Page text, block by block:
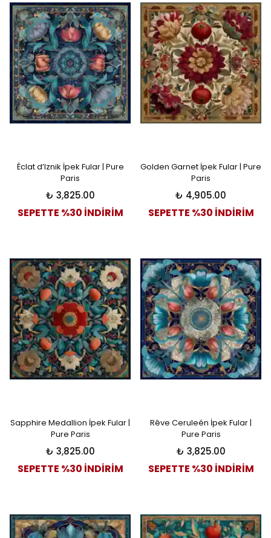
Éclat d’Iznik İpek Fular | Pure
Paris
₺ 3,825.00
SEPETTE %30 İNDİRİM
Golden Garnet İpek Fular | Pure
Paris
₺ 4,905.00
SEPETTE %30 İNDİRİM
Sapphire Medallion İpek Fular |
Pure Paris
₺ 3,825.00
SEPETTE %30 İNDİRİM
Rêve Ceruleén İpek Fular |
Pure Paris
₺ 3,825.00
SEPETTE %30 İNDİRİM